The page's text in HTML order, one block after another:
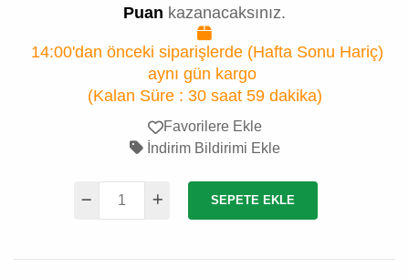
Puan kazanacaksınız.
14:00'dan önceki siparişlerde (Hafta Sonu Hariç)
aynı gün kargo
(Kalan Süre : 30 saat 59 dakika)
Favorilere Ekle
İndirim Bildirimi Ekle
SEPETE EKLE